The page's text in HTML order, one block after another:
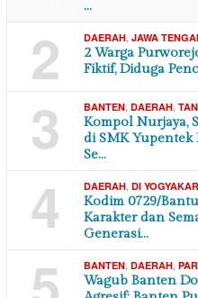
…
2 DAERAH JAWA
2 Warga
Fiktif, Diduga
3 BANTEN DAERAH
Kompol Nurjaya,
di SMK Yupentek
Se…
4 DAERAH DI
Kodim 0729/
Karakter dan
Generasi…
BANTEN DAERAH
Wagub Banten